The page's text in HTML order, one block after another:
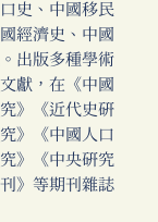
史、中國移民
經濟史、中國
出版多種學術
獻，在《中國
》《近代史研
》《中國人口
》《中央研究
》等期刊雜誌